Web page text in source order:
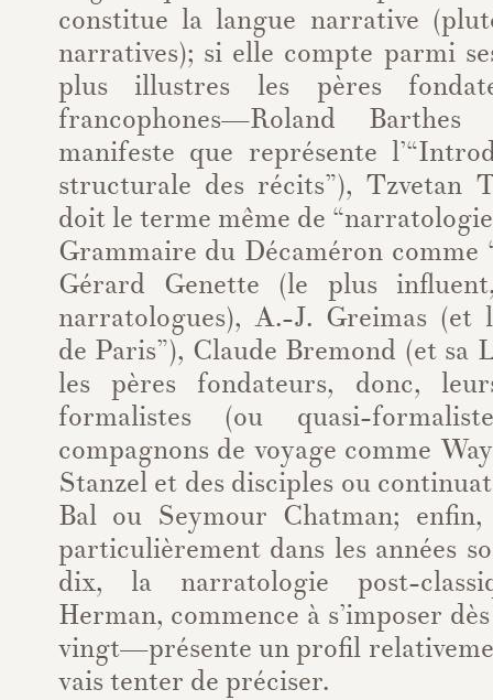
constitue la langue narrative
narratives); si elle compte parmi
plus illustres les pères
francophones—Roland
manifeste que représente
structurale des récits”), Tzvetan
doit le terme même de
Grammaire du Décaméron comme
Gérard Genette (le plus
narratologues), A.-J. Greimas (et
de Paris”), Claude Bremond (et
les pères fondateurs, donc,
formalistes (ou quasi-
compagnons de voyage comme
Stanzel et des disciples ou
Bal ou Seymour Chatman;
particulièrement dans les années
dix, la narratologie post-
Herman, commence à s’imposer
vingt—présente un profil
vais tenter de préciser.